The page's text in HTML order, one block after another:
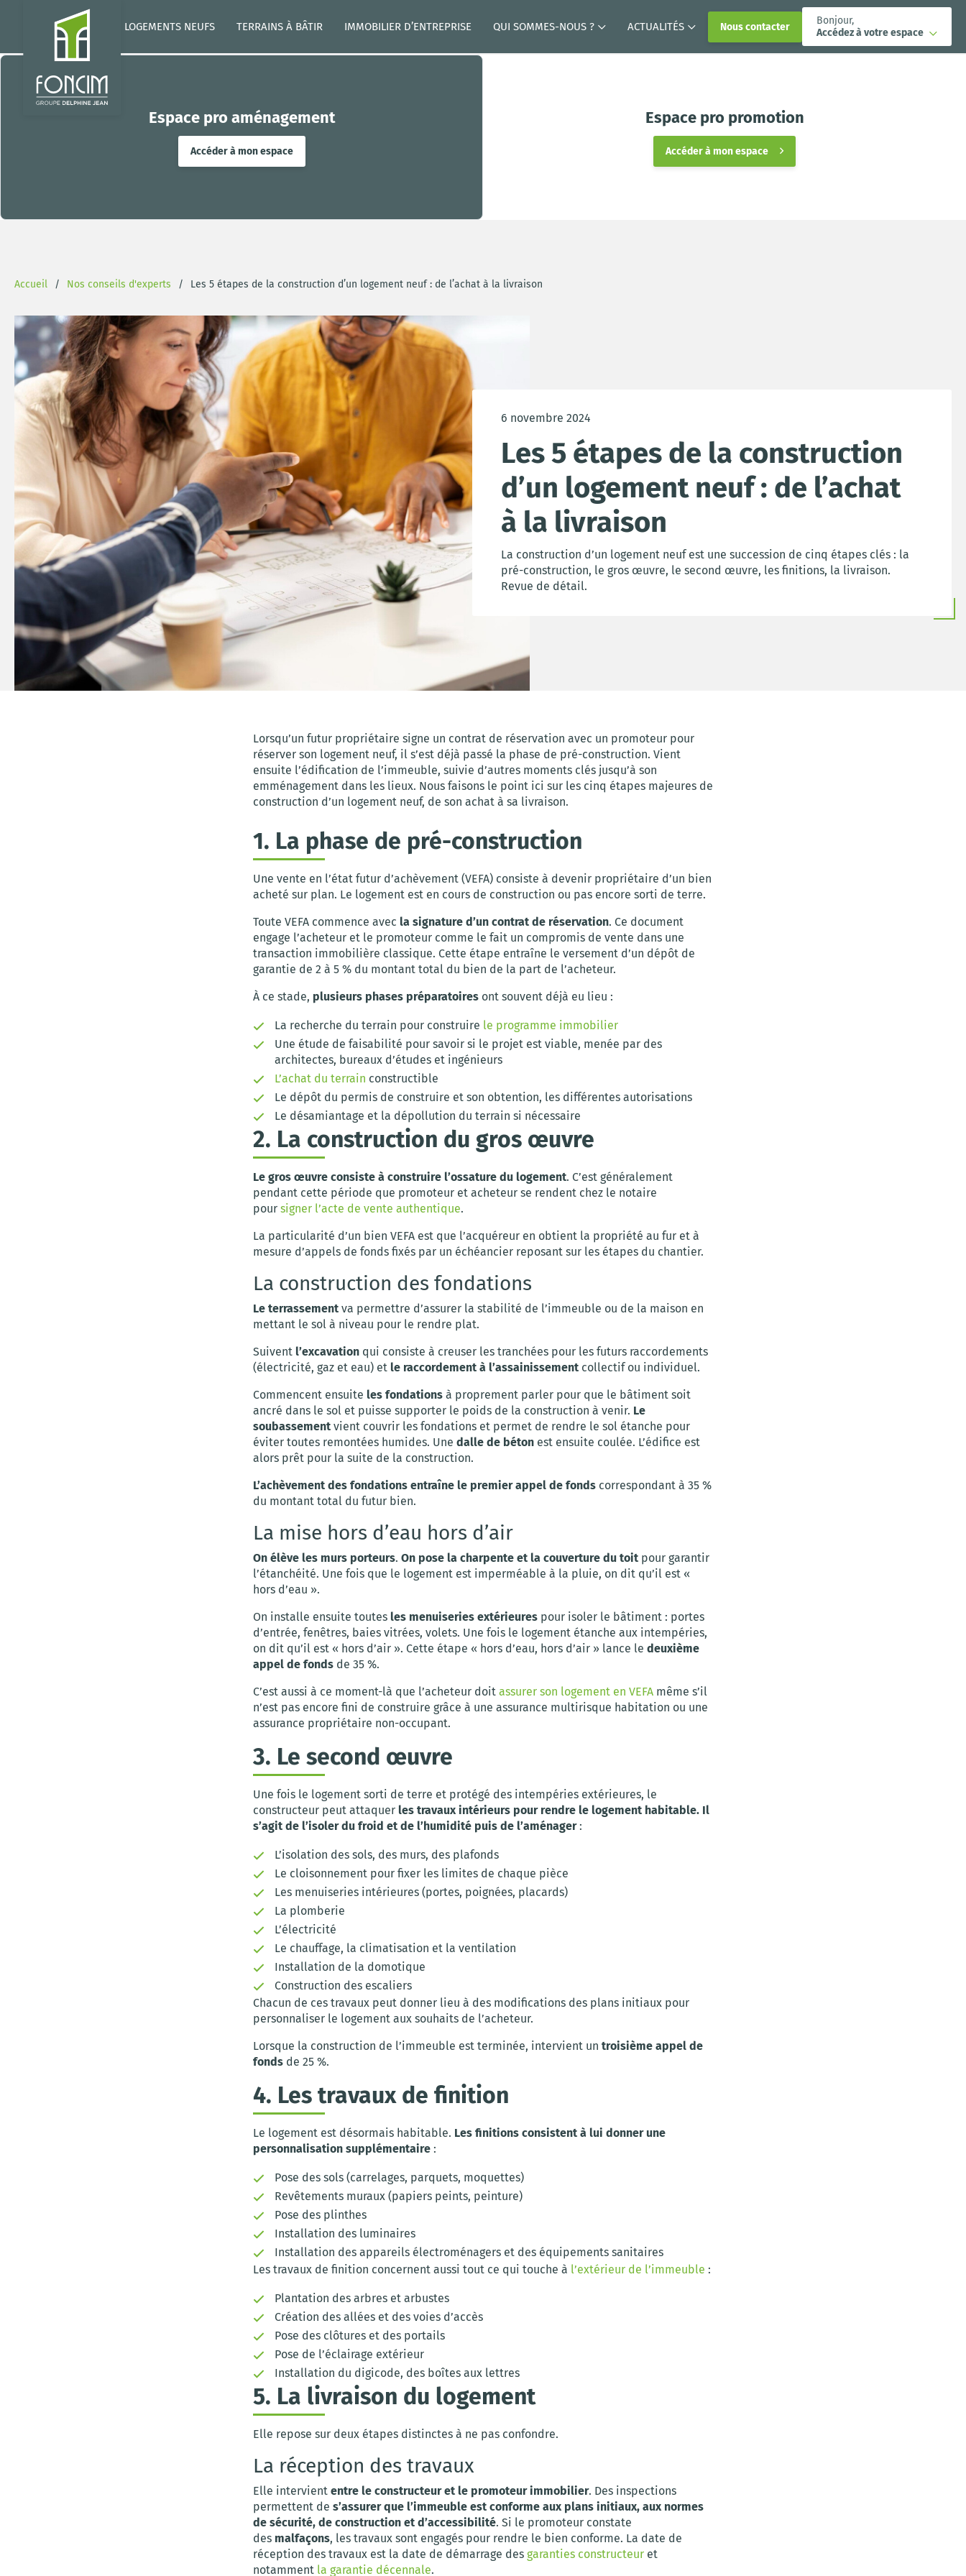
LOGEMENTS NEUFS TERRAINS À BÂTIR IMMOBILIER D’ENTREPRISE QUI SOMMES-NOUS ? ACTUALITÉS Nous contacter
Bonjour,
Accédez à votre espace
Espace pro aménagement
Accéder à mon espace
Espace pro promotion
Accéder à mon espace
Accueil Nos conseils d'experts Les 5 étapes de la construction d’un logement neuf : de l’achat à la livraison
6 novembre 2024
Les 5 étapes de la construction
d’un logement neuf : de l’achat
à la livraison
La construction d’un logement neuf est une succession de cinq étapes clés : la
pré-construction, le gros œuvre, le second œuvre, les finitions, la livraison.
Revue de détail.
Lorsqu’un futur propriétaire signe un contrat de réservation avec un promoteur pour
réserver son logement neuf, il s’est déjà passé la phase de pré-construction. Vient
ensuite l’édification de l’immeuble, suivie d’autres moments clés jusqu’à son
emménagement dans les lieux. Nous faisons le point ici sur les cinq étapes majeures de
construction d’un logement neuf, de son achat à sa livraison.
1. La phase de pré-construction
Une vente en l’état futur d’achèvement (VEFA) consiste à devenir propriétaire d’un bien
acheté sur plan. Le logement est en cours de construction ou pas encore sorti de terre.
Toute VEFA commence avec la signature d’un contrat de réservation. Ce document
engage l’acheteur et le promoteur comme le fait un compromis de vente dans une
transaction immobilière classique. Cette étape entraîne le versement d’un dépôt de
garantie de 2 à 5 % du montant total du bien de la part de l’acheteur.
À ce stade, plusieurs phases préparatoires ont souvent déjà eu lieu :
La recherche du terrain pour construire le programme immobilier
Une étude de faisabilité pour savoir si le projet est viable, menée par des
architectes, bureaux d’études et ingénieurs
L’achat du terrain constructible
Le dépôt du permis de construire et son obtention, les différentes autorisations
Le désamiantage et la dépollution du terrain si nécessaire
2. La construction du gros œuvre
Le gros œuvre consiste à construire l’ossature du logement. C’est généralement
pendant cette période que promoteur et acheteur se rendent chez le notaire
pour signer l’acte de vente authentique.
La particularité d’un bien VEFA est que l’acquéreur en obtient la propriété au fur et à
mesure d’appels de fonds fixés par un échéancier reposant sur les étapes du chantier.
La construction des fondations
Le terrassement va permettre d’assurer la stabilité de l’immeuble ou de la maison en
mettant le sol à niveau pour le rendre plat.
Suivent l’excavation qui consiste à creuser les tranchées pour les futurs raccordements
(électricité, gaz et eau) et le raccordement à l’assainissement collectif ou individuel.
Commencent ensuite les fondations à proprement parler pour que le bâtiment soit
ancré dans le sol et puisse supporter le poids de la construction à venir. Le
soubassement vient couvrir les fondations et permet de rendre le sol étanche pour
éviter toutes remontées humides. Une dalle de béton est ensuite coulée. L’édifice est
alors prêt pour la suite de la construction.
L’achèvement des fondations entraîne le premier appel de fonds correspondant à 35 %
du montant total du futur bien.
La mise hors d’eau hors d’air
On élève les murs porteurs. On pose la charpente et la couverture du toit pour garantir
l’étanchéité. Une fois que le logement est imperméable à la pluie, on dit qu’il est «
hors d’eau ».
On installe ensuite toutes les menuiseries extérieures pour isoler le bâtiment : portes
d’entrée, fenêtres, baies vitrées, volets. Une fois le logement étanche aux intempéries,
on dit qu’il est « hors d’air ». Cette étape « hors d’eau, hors d’air » lance le deuxième
appel de fonds de 35 %.
C’est aussi à ce moment-là que l’acheteur doit assurer son logement en VEFA même s’il
n’est pas encore fini de construire grâce à une assurance multirisque habitation ou une
assurance propriétaire non-occupant.
3. Le second œuvre
Une fois le logement sorti de terre et protégé des intempéries extérieures, le
constructeur peut attaquer les travaux intérieurs pour rendre le logement habitable. Il
s’agit de l’isoler du froid et de l’humidité puis de l’aménager:
L’isolation des sols, des murs, des plafonds
Le cloisonnement pour fixer les limites de chaque pièce
Les menuiseries intérieures (portes, poignées, placards)
La plomberie
L’électricité
Le chauffage, la climatisation et la ventilation
Installation de la domotique
Construction des escaliers
Chacun de ces travaux peut donner lieu à des modifications des plans initiaux pour
personnaliser le logement aux souhaits de l’acheteur.
Lorsque la construction de l’immeuble est terminée, intervient un troisième appel de
fonds de 25 %.
4. Les travaux de finition
Le logement est désormais habitable. Les finitions consistent à lui donner une
personnalisation supplémentaire :
Pose des sols (carrelages, parquets, moquettes)
Revêtements muraux (papiers peints, peinture)
Pose des plinthes
Installation des luminaires
Installation des appareils électroménagers et des équipements sanitaires
Les travaux de finition concernent aussi tout ce qui touche à l’extérieur de l’immeuble :
Plantation des arbres et arbustes
Création des allées et des voies d’accès
Pose des clôtures et des portails
Pose de l’éclairage extérieur
Installation du digicode, des boîtes aux lettres
5. La livraison du logement
Elle repose sur deux étapes distinctes à ne pas confondre.
La réception des travaux
Elle intervient entre le constructeur et le promoteur immobilier. Des inspections
permettent de s’assurer que l’immeuble est conforme aux plans initiaux, aux normes
de sécurité, de construction et d’accessibilité. Si le promoteur constate
des malfaçons, les travaux sont engagés pour rendre le bien conforme. La date de
réception des travaux est la date de démarrage des garanties constructeur et
notamment la garantie décennale.